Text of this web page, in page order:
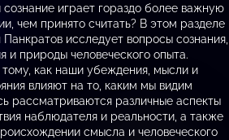
сознание играет гораздо более важную
чем принято считать? В этом разделе
исследует вопросы сознания,
и природы человеческого опыта.
как наши убеждения, мысли и
влияют на то, каким мы видим
рассматриваются различные аспекты
наблюдателя и реальности, а также
смысла и человеческого